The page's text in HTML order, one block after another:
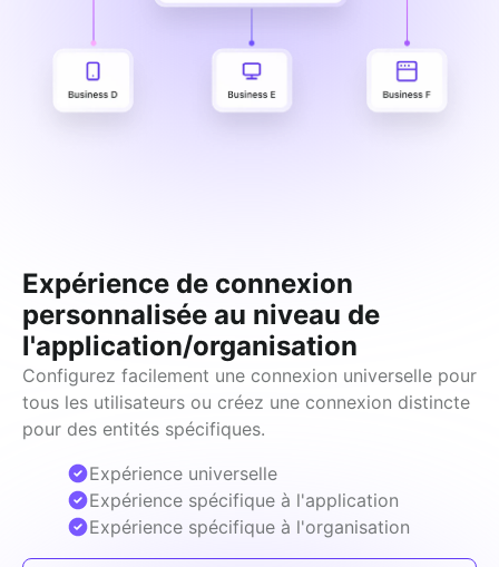
Expérience de connexion
personnalisée au niveau de
l'application/organisation
Configurez facilement une connexion universelle pour
tous les utilisateurs ou créez une connexion distincte
pour des entités spécifiques.
Expérience universelle
Expérience spécifique à l'application
Expérience spécifique à l'organisation